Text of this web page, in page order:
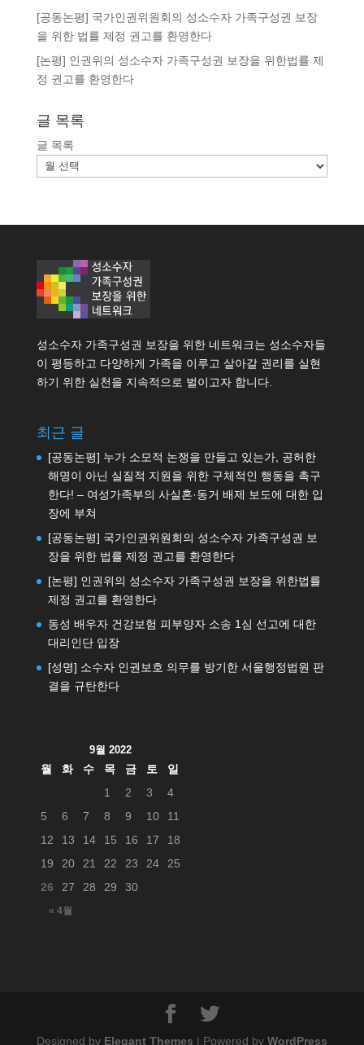
[공동논평] 국가인권위원회의 성소수자 가족구성권 보장
을 위한 법률 제정 권고를 환영한다
[논평] 인권위의 성소수자 가족구성권 보장을 위한법률 제
정 권고를 환영한다
글 목록
글 목록
성소수자 가족구성권 보장을 위한 네트워크는 성소수자들
이 평등하고 다양하게 가족을 이루고 살아갈 권리를 실현
하기 위한 실천을 지속적으로 벌이고자 합니다.
최근 글
[공동논평] 누가 소모적 논쟁을 만들고 있는가, 공허한
해명이 아닌 실질적 지원을 위한 구체적인 행동을 촉구
한다! – 여성가족부의 사실혼·동거 배제 보도에 대한 입
장에 부쳐
[공동논평] 국가인권위원회의 성소수자 가족구성권 보
장을 위한 법률 제정 권고를 환영한다
[논평] 인권위의 성소수자 가족구성권 보장을 위한법률
제정 권고를 환영한다
동성 배우자 건강보험 피부양자 소송 1심 선고에 대한
대리인단 입장
[성명] 소수자 인권보호 의무를 방기한 서울행정법원 판
결을 규탄한다
9월 2022
월 화 수 목 금 토 일
« 4월
1 2 3
4
5
6 7 8 9 10
11
12
13 14 15 16 17
18
19
20 21 22 23 24
25
26
27 28 29 30
Designed by Elegant Themes | Powered by WordPress